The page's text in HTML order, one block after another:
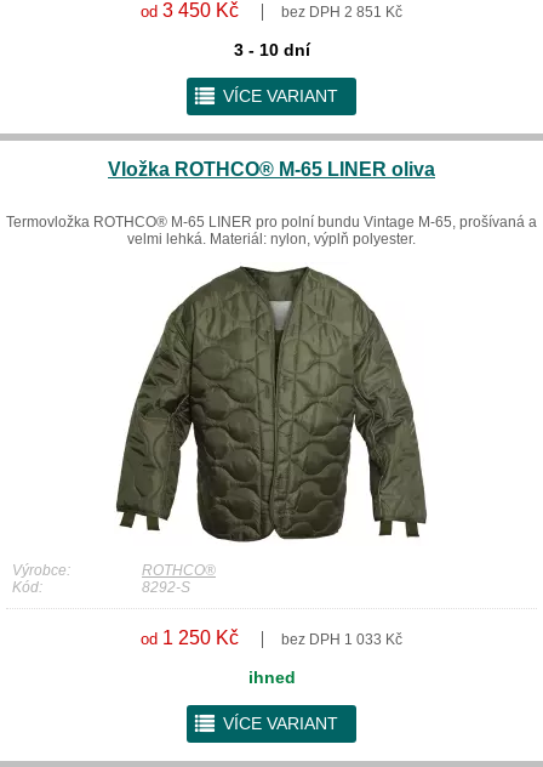
od 3 450 Kč bez DPH 2 851 Kč
3 - 10 dní
r VÍCE VARIANT
Vložka ROTHCO® M-65 LINER oliva
Termovložka ROTHCO® M-65 LINER pro polní bundu Vintage M-65, prošívaná a
velmi lehká. Materiál: nylon, výplň polyester.
Výrobce:
ROTHCO®
Kód:
8292-S
od 1 250 Kč bez DPH 1 033 Kč
ihned
r VÍCE VARIANT